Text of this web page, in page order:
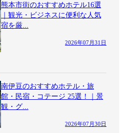
熊本市街のおすすめホテル16選
｜観光・ビジネスに便利な人気
宿を厳...
2026年07月31日
南伊豆のおすすめホテル・旅
館・民宿・コテージ 25選！｜景
観・グ...
2026年07月30日